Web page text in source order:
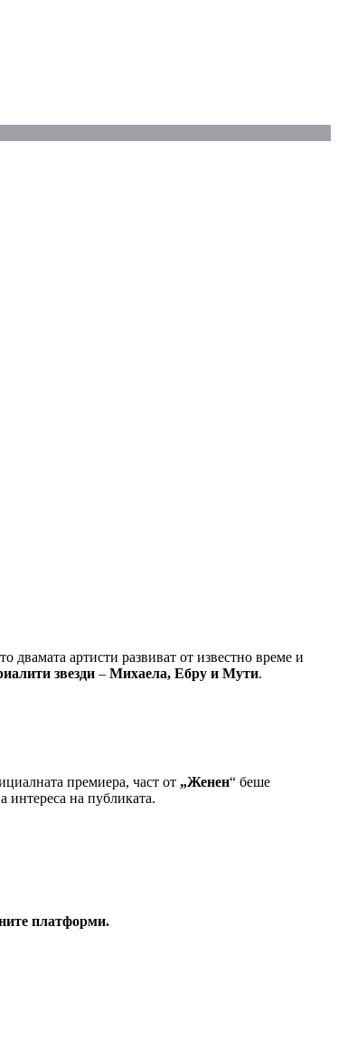
двамата артисти развиват от известно време и
звезди – Михаела, Ебру и Мути.
премиера, част от „Женен“ беше
интереса на публиката.
платформи.